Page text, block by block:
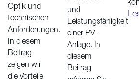
Optik und
technischen
Anforderungen.
In diesem
Beitrag
zeigen wir
die Vorteile
und
Leistungsfähigkeit
einer PV-
Anlage. In
diesem
Beitrag